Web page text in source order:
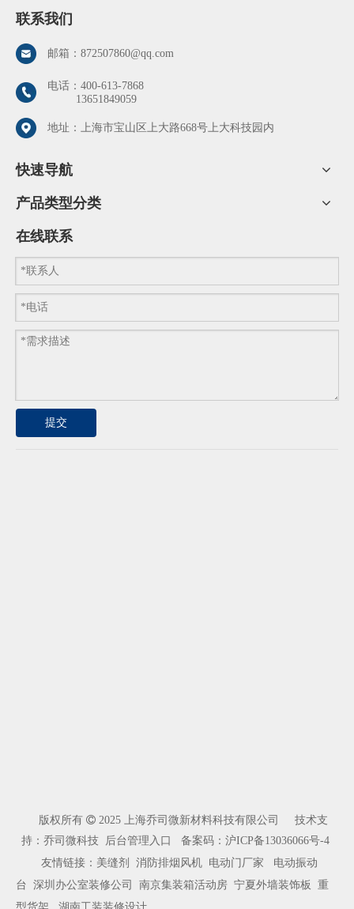
联系我们
邮箱： 872507860@qq.com
电话： 400-613-7868
13651849059
地址：上海市宝山区上大路668号上大科技园内
快速导航
产品类型分类
在线联系
提交
版权所有  2025 上海乔司微新材料科技有限公司 技术支
持：乔司微科技 后台管理入口 备案码： 沪ICP备13036066号-4
友情链接： 美缝剂 消防排烟风机 电动门厂家
电动振动
台 深圳办公室装修公司 南京集装箱活动房 宁夏外墙装饰板
重